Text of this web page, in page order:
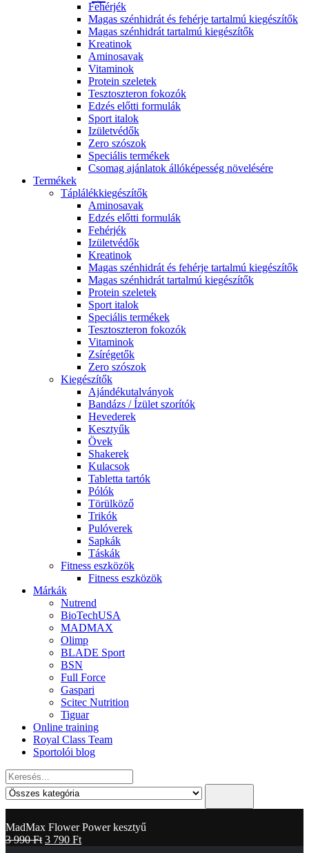
Fehérjék
Magas szénhidrát és fehérje tartalmú kiegészítők
Magas szénhidrát tartalmú kiegészítők
Kreatinok
Aminosavak
Vitaminok
Protein szeletek
Tesztoszteron fokozók
Edzés előtti formulák
Sport italok
Izületvédők
Zero szószok
Speciális termékek
Csomag ajánlatok állóképesség növelésére
Termékek
Táplálékkiegészítők
Aminosavak
Edzés előtti formulák
Fehérjék
Izületvédők
Kreatinok
Magas szénhidrát és fehérje tartalmú kiegészítők
Magas szénhidrát tartalmú kiegészítők
Protein szeletek
Sport italok
Speciális termékek
Tesztoszteron fokozók
Vitaminok
Zsírégetők
Zero szószok
Kiegészítők
Ajándékutalványok
Bandázs / Ízület szorítók
Hevederek
Kesztyűk
Övek
Shakerek
Kulacsok
Tabletta tartók
Pólók
Törülköző
Trikók
Pulóverek
Sapkák
Táskák
Fitness eszközök
Fitness eszközök
Márkák
Nutrend
BioTechUSA
MADMAX
Olimp
BLADE Sport
BSN
Full Force
Gaspari
Scitec Nutrition
Tiguar
Online training
Royal Class Team
Sportolói blog
MadMax Flower Power kesztyű
3 990Ft 3 790 Ft